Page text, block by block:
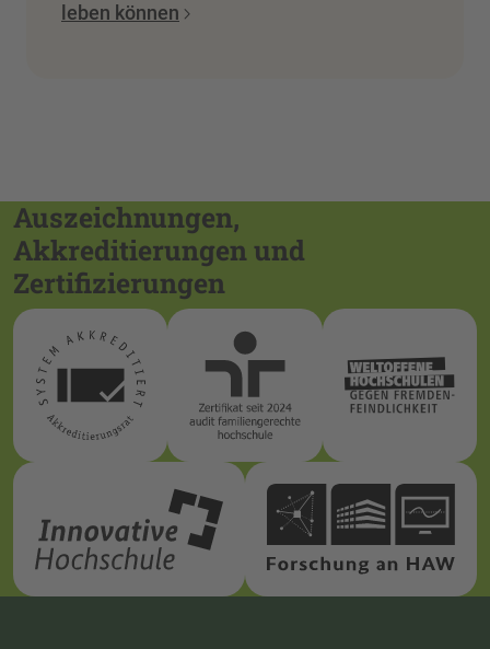
leben können
Auszeichnungen,
Akkreditierungen und
Zertifizierungen